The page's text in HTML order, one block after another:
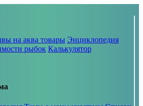
на аква товары Энциклопедия
рыбок Калькулятор